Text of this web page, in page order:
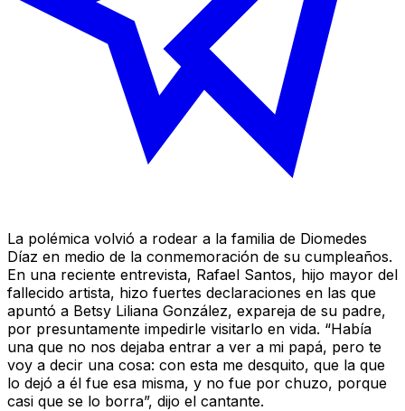
La polémica volvió a rodear a la familia de Diomedes
Díaz en medio de la conmemoración de su cumpleaños.
En una reciente entrevista, Rafael Santos, hijo mayor del
fallecido artista, hizo fuertes declaraciones en las que
apuntó a Betsy Liliana González, expareja de su padre,
por presuntamente impedirle visitarlo en vida. “Había
una que no nos dejaba entrar a ver a mi papá, pero te
voy a decir una cosa: con esta me desquito, que la que
lo dejó a él fue esa misma, y no fue por chuzo, porque
casi que se lo borra”, dijo el cantante.